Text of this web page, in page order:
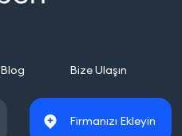
Blog Bize Ulaşın
Firmanızı Ekleyin